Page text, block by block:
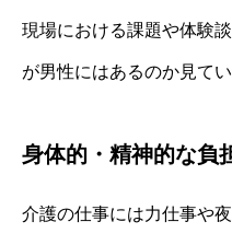
現場における課題や体験
が男性にはあるのか見てい
身体的・精神的な負
介護の仕事には力仕事や